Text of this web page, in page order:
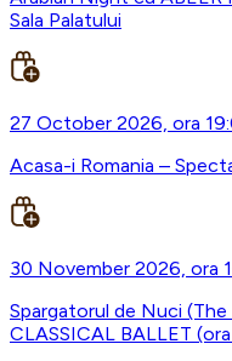
Sala Palatului
27 October 2026, ora
Acasa-i Romania –
30 November 2026, ora
Spargatorul de Nuci
CLASSICAL BALLET